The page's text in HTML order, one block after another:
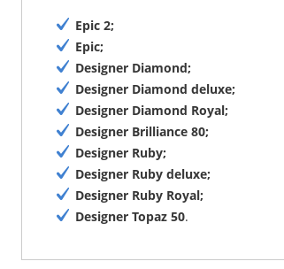
Epic 2;
Epic;
Designer Diamond;
Designer Diamond deluxe;
Designer Diamond Royal;
Designer Brilliance 80;
Designer Ruby;
Designer Ruby deluxe;
Designer Ruby Royal;
Designer Topaz 50.